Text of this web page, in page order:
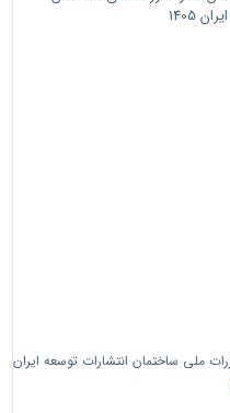
ملی ساختمان انتشارات توسعه ایران